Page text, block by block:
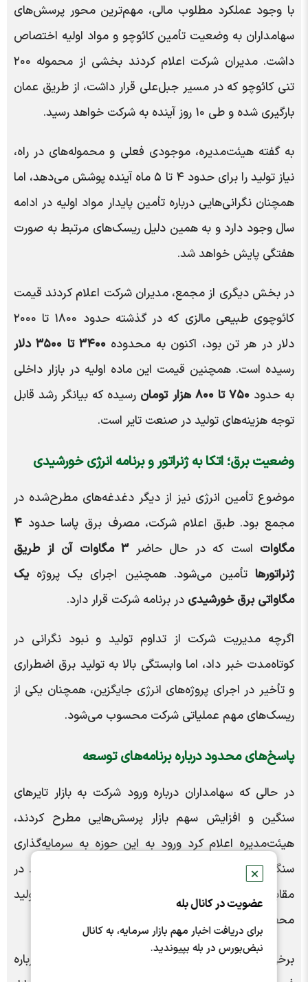
✕
عضویت در کانال بله
برای دریافت اخبار مهم بازار سرمایه، به کانال
نبض‌بورس در بله بپیوندید.
با وجود عملکرد مطلوب مالی، مهم‌ترین محور پرسش‌های
سهامداران به وضعیت تأمین کائوچو و مواد اولیه اختصاص
داشت. مدیران شرکت اعلام کردند بخشی از محموله ۲۰۰
تنی کائوچو که در مسیر جبل‌علی قرار داشت، از طریق عمان
بارگیری شده و طی ۱۰ روز آینده به شرکت خواهد رسید.
به گفته هیئت‌مدیره، موجودی فعلی و محموله‌های در راه،
نیاز تولید را برای حدود ۴ تا ۵ ماه آینده پوشش می‌دهد، اما
همچنان نگرانی‌هایی درباره تأمین پایدار مواد اولیه در ادامه
سال وجود دارد و به همین دلیل ریسک‌های مرتبط به صورت
هفتگی پایش خواهد شد.
در بخش دیگری از مجمع، مدیران شرکت اعلام کردند قیمت
کائوچوی طبیعی مالزی که در گذشته حدود ۱۸۰۰ تا ۲۰۰۰
دلار در هر تن بود، اکنون به محدوده ۳۴۰۰ تا ۳۵۰۰ دلار
رسیده است. همچنین قیمت این ماده اولیه در بازار داخلی
به حدود۷۵۰ تا ۸۰۰ هزار تومان
رسیده که بیانگر رشد قابل
توجه هزینه‌های تولید در صنعت تایر است.
وضعیت برق؛ اتکا به ژنراتور و برنامه انرژی خورشیدی
موضوع تأمین انرژی نیز از دیگر دغدغه‌های مطرح‌شده در
مجمع بود. طبق اعلام شرکت، مصرف برق پاسا حدود ۴
مگاوات است که در حال حاضر
۳ مگاوات آن از طریق
ژنراتورها تأمین می‌شود. همچنین اجرای یک پروژهیک
مگاواتی برق خورشیدی در برنامه شرکت قرار دارد.
اگرچه مدیریت شرکت از تداوم تولید و نبود نگرانی در
کوتاه‌مدت خبر داد، اما وابستگی بالا به تولید برق اضطراری
و تأخیر در اجرای پروژه‌های انرژی جایگزین، همچنان یکی از
ریسک‌های مهم عملیاتی شرکت محسوب می‌شود.
پاسخ‌های محدود درباره برنامه‌های توسعه
در حالی که سهامداران درباره ورود شرکت به بازار تایرهای
سنگین و افزایش سهم بازار پرسش‌هایی مطرح کردند،
هیئت‌مدیره اعلام کرد ورود به این حوزه به سرمایه‌گذاری
سنگین نیاز دارد و در شرایط فعلی در دستور کار نیست. در
مقابل، توسعه محصولات رادیال و افزایش ظرفیت تولید
محصولات پرفروش در برنامه شرکت قرار گرفته است.
برخی سهامداران نیز خواستار ارائه جزئیات بیشتر درباره